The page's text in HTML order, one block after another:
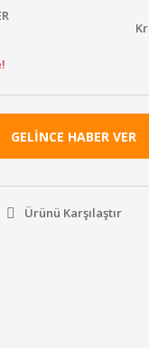
GELİNCE HABER VER
Ürünü Karşılaştır